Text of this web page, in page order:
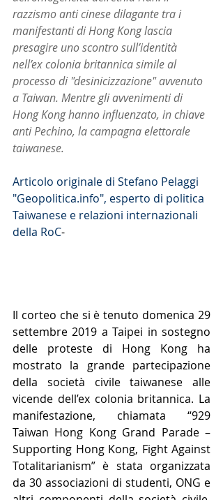
razzismo anti cinese dilagante tra i
manifestanti di Hong Kong lascia
presagire uno scontro sull’identità
nell’ex colonia britannica simile al
processo di "desinicizzazione" avvenuto
a Taiwan. Mentre gli avvenimenti di
Hong Kong hanno influenzato, in chiave
anti Pechino, la campagna elettorale
taiwanese.
Articolo originale di Stefano Pelaggi
"Geopolitica.info", esperto di politica
Taiwanese e relazioni internazionali
della RoC-
Il corteo che si è tenuto domenica 29
settembre 2019 a Taipei in sostegno
delle proteste di Hong Kong ha
mostrato la grande partecipazione
della società civile taiwanese alle
vicende dell’ex colonia britannica. La
manifestazione, chiamata “929
Taiwan Hong Kong Grand Parade –
Supporting Hong Kong, Fight Against
Totalitarianism” è stata organizzata
da 30 associazioni di studenti, ONG e